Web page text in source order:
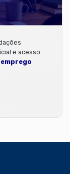
e acesso